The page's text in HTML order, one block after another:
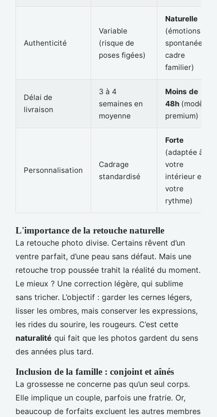
Authenticité
Variable
(risque de
poses figées)
Naturelle
(émotions
spontanées,
cadre
familier)
Délai de
livraison
3 à 4
semaines en
moyenne
Moins de
48h (modèle
premium)
Personnalisation
Cadrage
standardisé
Forte
(adaptée à
votre
intérieur et
votre
rythme)
L'importance de la retouche naturelle
La retouche photo divise. Certains rêvent d’un
ventre parfait, d’une peau sans défaut. Mais une
retouche trop poussée trahit la réalité du moment.
Le mieux ? Une correction légère, qui sublime
sans tricher. L’objectif : garder les cernes légers,
lisser les ombres, mais conserver les expressions,
les rides du sourire, les rougeurs. C’est cette
naturalité qui fait que les photos gardent du sens
des années plus tard.
Inclusion de la famille : conjoint et aînés
La grossesse ne concerne pas qu’un seul corps.
Elle implique un couple, parfois une fratrie. Or,
beaucoup de forfaits excluent les autres membres